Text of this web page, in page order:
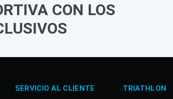
CON LOS
SERVICIO AL CLIENTE TRIATHLON